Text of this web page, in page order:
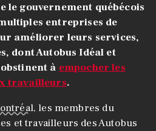
le gouvernement québécois
entreprises de
améliorer leurs services,
dont Autobus Idéal et
à empocherles
travailleurs.
, les membres du
et travailleurs des Autobus